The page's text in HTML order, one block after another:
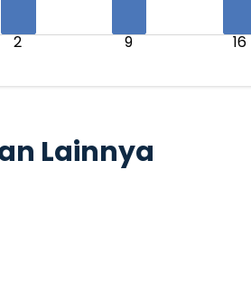
2 9 16
Lainnya